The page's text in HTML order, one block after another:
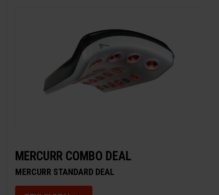
MERCURR COMBO DEAL
MERCURR STANDARD DEAL